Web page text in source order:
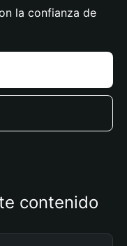
la confianza de
contenido